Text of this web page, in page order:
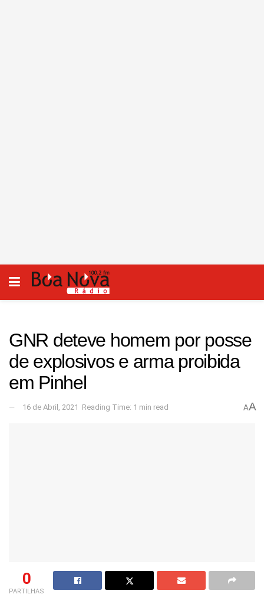
GNR deteve homem por posse
de explosivos e arma proibida
em Pinhel
16 de Abril, 2021 Reading Time: 1 min read AA
0
PARTILHAS